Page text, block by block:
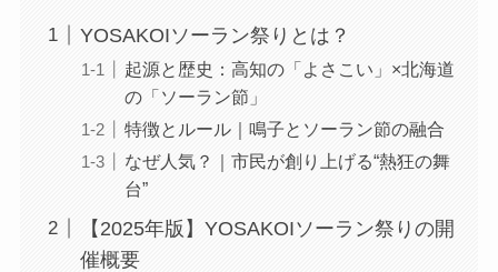
YOSAKOIソーラン祭りとは？
起源と歴史：高知の「よさこい」×北海道
の「ソーラン節」
特徴とルール｜鳴子とソーラン節の融合
なぜ人気？｜市民が創り上げる“熱狂の舞
台”
【2025年版】YOSAKOIソーラン祭りの開
催概要